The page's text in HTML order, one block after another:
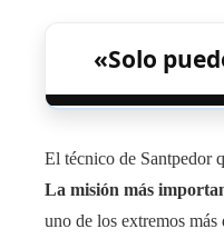
«Solo
El técnico de Santpedor
La misión más
uno de los extremos